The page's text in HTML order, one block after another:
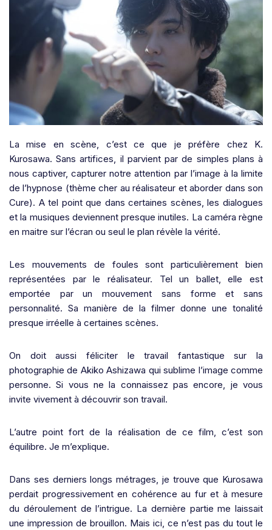
La mise en scène, c’est ce que je préfère chez K.
Kurosawa. Sans artifices, il parvient par de simples plans à
nous captiver, capturer notre attention par l’image à la limite
de l’hypnose (thème cher au réalisateur et aborder dans son
Cure). A tel point que dans certaines scènes, les dialogues
et la musiques deviennent presque inutiles. La caméra règne
en maitre sur l’écran ou seul le plan révèle la vérité.
Les mouvements de foules sont particulièrement bien
représentées par le réalisateur. Tel un ballet, elle est
emportée par un mouvement sans forme et sans
personnalité. Sa manière de la filmer donne une tonalité
presque irréelle à certaines scènes.
On doit aussi féliciter le travail fantastique sur la
photographie de Akiko Ashizawa qui sublime l’image comme
personne. Si vous ne la connaissez pas encore, je vous
invite vivement à découvrir son travail.
L’autre point fort de la réalisation de ce film, c’est son
équilibre. Je m’explique.
Dans ses derniers longs métrages, je trouve que Kurosawa
perdait progressivement en cohérence au fur et à mesure
du déroulement de l’intrigue. La dernière partie me laissait
une impression de brouillon. Mais ici, ce n’est pas du tout le